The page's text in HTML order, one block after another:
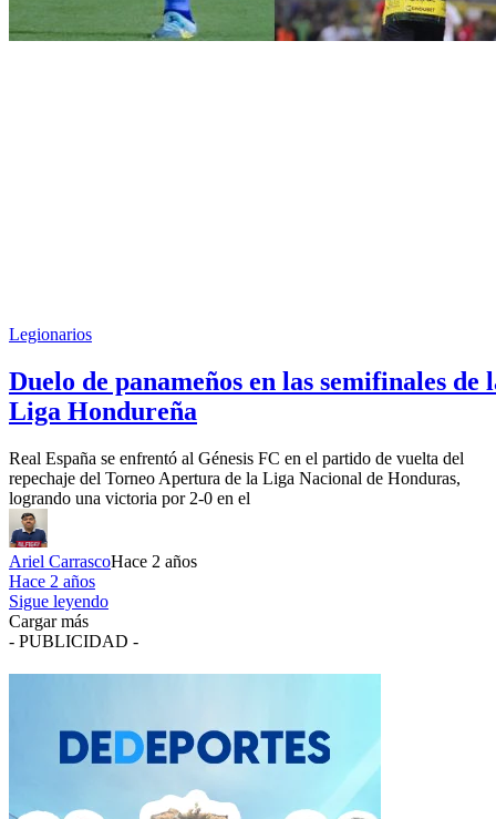
Legionarios
Duelo de panameños en las semifinales de
Liga Hondureña
Real España se enfrentó al Génesis FC en el partido de vuelta del
repechaje del Torneo Apertura de la Liga Nacional de Honduras,
logrando una victoria por 2-0 en el
Ariel CarrascoHace 2 años
Hace 2 años
Sigue leyendo
Cargar más
- PUBLICIDAD -